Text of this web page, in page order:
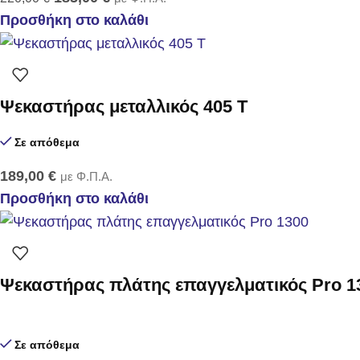
Προσθήκη στο καλάθι
Ψεκαστήρας μεταλλικός 405 Τ
Σε απόθεμα
189,00 € με Φ.Π.Α.
Προσθήκη στο καλάθι
Ψεκαστήρας πλάτης επαγγελματικός Pro
Σε απόθεμα